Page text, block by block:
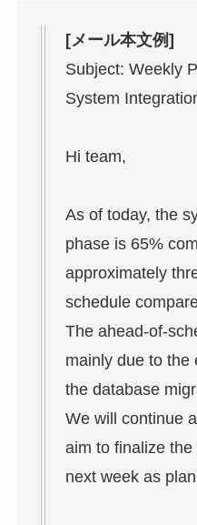
[メール本文例]
Subject: Weekly
System
Hi team,
As of today, the
phase is 65%
approximately
schedule
The ahead-of-
mainly due to the
the database
We will continue
aim to finalize
next week as